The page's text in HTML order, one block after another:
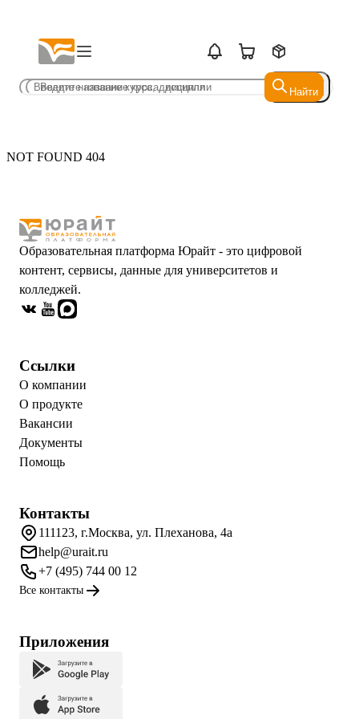
Найти
Найти
NOT FOUND 404
Образовательная платформа Юрайт - это цифровой
контент, сервисы, данные для университетов и
колледжей.
Ссылки
О компании
О продукте
Вакансии
Документы
Помощь
Контакты
111123, г.Москва, ул. Плеханова, 4а
help@urait.ru
+7 (495) 744 00 12
Все контакты
Приложения